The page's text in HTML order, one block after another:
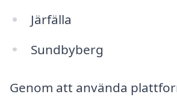
Järfälla
Sundbyberg
Genom att använda